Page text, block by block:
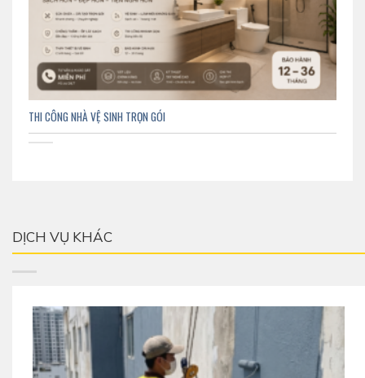
THI CÔNG NHÀ VỆ SINH TRỌN GÓI
DỊCH VỤ KHÁC